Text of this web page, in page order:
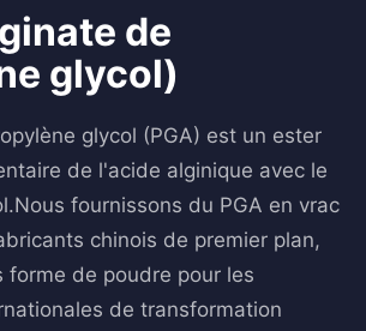
de
glycol)
glycol (PGA) est un ester
de l'acide alginique avec le
fournissons du PGA en vrac
chinois de premier plan,
forme de poudre pour les
de transformation